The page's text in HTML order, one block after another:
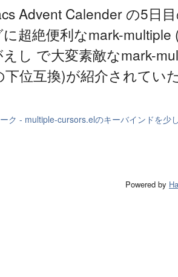
Advent Calender の5日
超絶便利なmark-
し で大変素敵なmark-
下位互換)が紹介されてい
Powered by